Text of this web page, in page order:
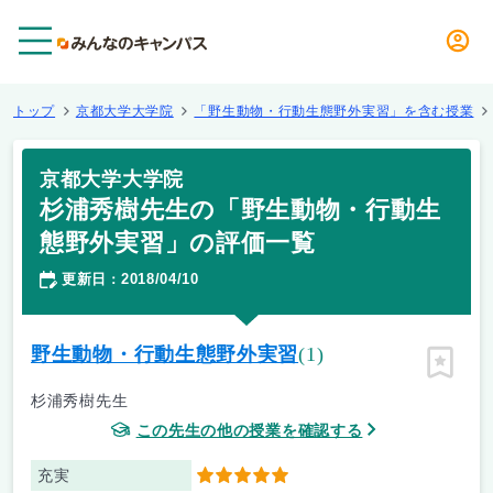
トップ 京都大学大学院 「野生動物・行動生態野外実習」を含む授業
京都大学大学院
杉浦秀樹先生の「野生動物・行動生
態野外実習」の評価一覧
更新日 ： 2018/04/10
野生動物・行動生態野外実習(1)
杉浦秀樹先生
この先生の他の授業を確認する
充実 5
ピン留